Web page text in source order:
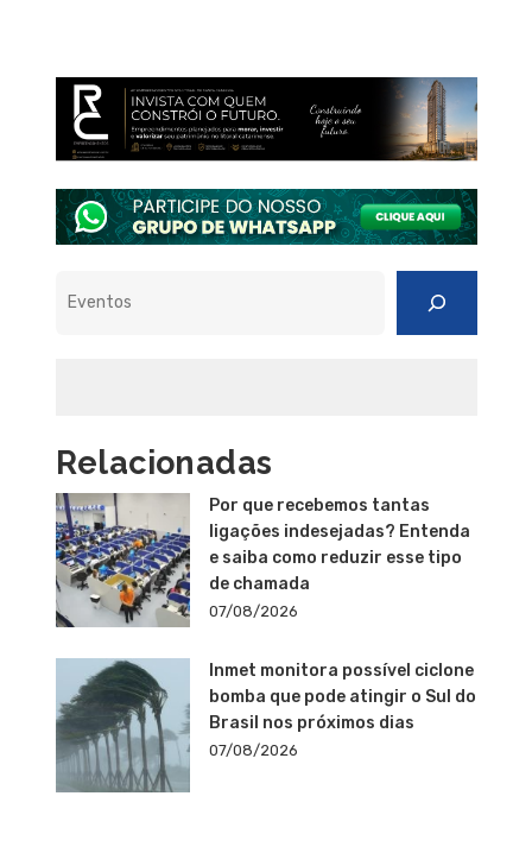
Relacionadas
Por que recebemos tantas
ligações indesejadas? Entenda
e saiba como reduzir esse tipo
de chamada
07/08/2026
Inmet monitora possível ciclone
bomba que pode atingir o Sul do
Brasil nos próximos dias
07/08/2026